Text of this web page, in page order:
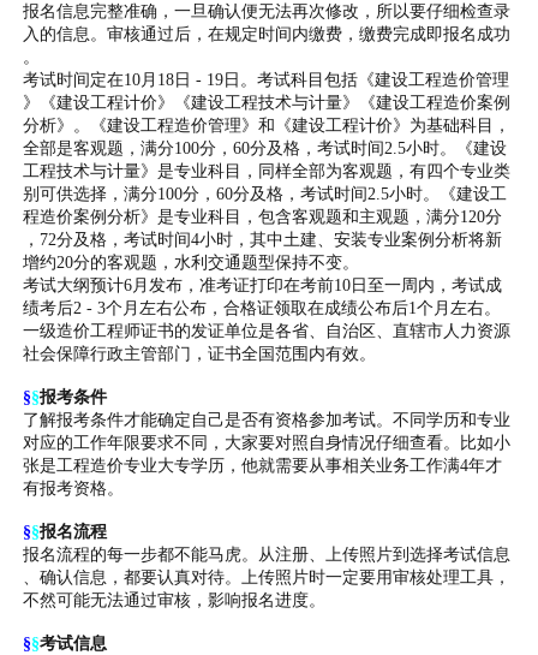
报名信息完整准确，一旦确认便无法再次修改，所以要仔细检查录
入的信息。审核通过后，在规定时间内缴费，缴费完成即报名成功
。
考试时间定在10月18日 - 19日。考试科目包括《建设工程造价管理
》《建设工程计价》《建设工程技术与计量》《建设工程造价案例
分析》。《建设工程造价管理》和《建设工程计价》为基础科目，
全部是客观题，满分100分，60分及格，考试时间2.5小时。《建设
工程技术与计量》是专业科目，同样全部为客观题，有四个专业类
别可供选择，满分100分，60分及格，考试时间2.5小时。《建设工
程造价案例分析》是专业科目，包含客观题和主观题，满分120分
，72分及格，考试时间4小时，其中土建、安装专业案例分析将新
增约20分的客观题，水利交通题型保持不变。
考试大纲预计6月发布，准考证打印在考前10日至一周内，考试成
绩考后2 - 3个月左右公布，合格证领取在成绩公布后1个月左右。
一级造价工程师证书的发证单位是各省、自治区、直辖市人力资源
社会保障行政主管部门，证书全国范围内有效。
§§报考条件
了解报考条件才能确定自己是否有资格参加考试。不同学历和专业
对应的工作年限要求不同，大家要对照自身情况仔细查看。比如小
张是工程造价专业大专学历，他就需要从事相关业务工作满4年才
有报考资格。
§§报名流程
报名流程的每一步都不能马虎。从注册、上传照片到选择考试信息
、确认信息，都要认真对待。上传照片时一定要用审核处理工具，
不然可能无法通过审核，影响报名进度。
§§考试信息